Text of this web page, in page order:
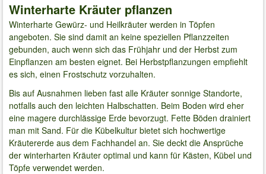
Winterharte Kräuter pflanzen
Winterharte Gewürz- und Heilkräuter werden in Töpfen
angeboten. Sie sind damit an keine speziellen Pflanzzeiten
gebunden, auch wenn sich das Frühjahr und der Herbst zum
Einpflanzen am besten eignet. Bei Herbstpflanzungen empfiehlt
es sich, einen Frostschutz vorzuhalten.
Bis auf Ausnahmen lieben fast alle Kräuter sonnige Standorte,
notfalls auch den leichten Halbschatten. Beim Boden wird eher
eine magere durchlässige Erde bevorzugt. Fette Böden drainiert
man mit Sand. Für die Kübelkultur bietet sich hochwertige
Kräutererde aus dem Fachhandel an. Sie deckt die Ansprüche
der winterharten Kräuter optimal und kann für Kästen, Kübel und
Töpfe verwendet werden.